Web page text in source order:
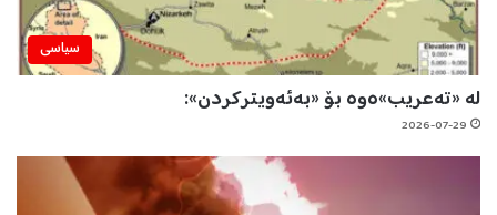
سیاسی
لە «تەعریب»ەوە بۆ «بەئەویترکردن»:
2026-07-29